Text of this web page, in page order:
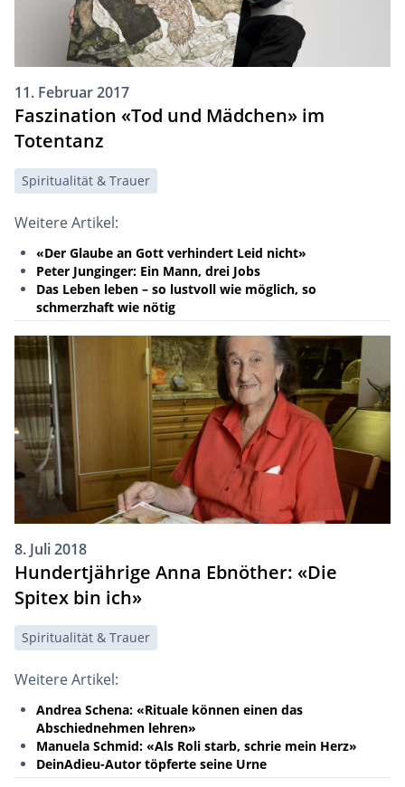
11. Februar 2017
Faszination «Tod und Mädchen» im
Totentanz
Spiritualität & Trauer
Weitere Artikel:
«Der Glaube an Gott verhindert Leid nicht»
Peter Junginger: Ein Mann, drei Jobs
Das Leben leben – so lustvoll wie möglich, so
schmerzhaft wie nötig
8. Juli 2018
Hundertjährige Anna Ebnöther: «Die
Spitex bin ich»
Spiritualität & Trauer
Weitere Artikel:
Andrea Schena: «Rituale können einen das
Abschiednehmen lehren»
Manuela Schmid: «Als Roli starb, schrie mein Herz»
DeinAdieu-Autor töpferte seine Urne